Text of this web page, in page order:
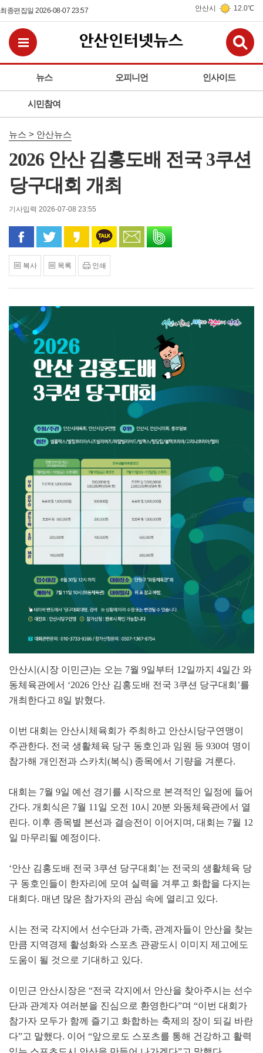
최종편집일 2026-08-07 23:57 안산시 12.0℃
뉴스 오피니언 인사이드
시민참여
전체메뉴보기
뉴스 > 안산뉴스
2026 안산 김홍도배 전국 3쿠션
당구대회 개최
기사입력 2026-07-08 23:55
페이스북으로 공유
트위터로 공유카카오 스토리로 공유
카카오톡으로 공유
문자로 공유
복사 목록 인쇄
안산시(시장 이민근)는 오는 7월 9일부터 12일까지 4일간 와
동체육관에서 ‘2026 안산 김홍도배 전국 3쿠션 당구대회’를
개최한다고 8일 밝혔다.
이번 대회는 안산시체육회가 주최하고 안산시당구연맹이
주관한다. 전국 생활체육 당구 동호인과 임원 등 930여 명이
참가해 개인전과 스카치(복식) 종목에서 기량을 겨룬다.
대회는 7월 9일 예선 경기를 시작으로 본격적인 일정에 들어
간다. 개회식은 7월 11일 오전 10시 20분 와동체육관에서 열
린다. 이후 종목별 본선과 결승전이 이어지며, 대회는 7월 12
일 마무리될 예정이다.
‘안산 김홍도배 전국 3쿠션 당구대회’는 전국의 생활체육 당
구 동호인들이 한자리에 모여 실력을 겨루고 화합을 다지는
대회다. 매년 많은 참가자의 관심 속에 열리고 있다.
시는 전국 각지에서 선수단과 가족, 관계자들이 안산을 찾는
만큼 지역경제 활성화와 스포츠 관광도시 이미지 제고에도
도움이 될 것으로 기대하고 있다.
이민근 안산시장은 “전국 각지에서 안산을 찾아주시는 선수
단과 관계자 여러분을 진심으로 환영한다”며 “이번 대회가
참가자 모두가 함께 즐기고 화합하는 축제의 장이 되길 바란
다”고 말했다. 이어 “앞으로도 스포츠를 통해 건강하고 활력